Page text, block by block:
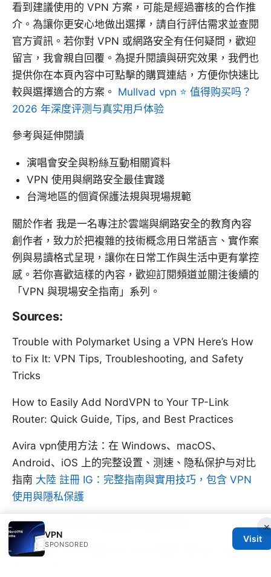
看到建議使用的 VPN 方案，可能是經過審核的合作推
介。為讓你更安心地做出選擇，請自行評估需求並查閱
官方資訊。若你對 VPN 或網路安全有任何疑問，歡迎
留言，我會親自回覆。為提升閱讀與研究效果，我們也
提供你在本頁內容中可點擊的購買連結，方便你快速比
較與選擇適合的方案。 Mullvad vpn ⭐ 值得购买吗？
2026 年深度评测与真实用户体验
參考與延伸閱讀
演唱會安全與粉絲互動相關資料
VPN 使用與網路安全最佳實踐
台灣地區的個資保護法規與現場規範
關於作者 我是一名專注於雲端與網路安全的教育內容
創作者，致力於把複雜的技術概念用日常語言、實作案
例與易讀格式呈現，讓你在日常工作與生活中更有掌控
感。若你喜歡這樣的內容，歡迎訂閱頻道並關注後續的
「VPN 與現場安全指南」系列。
Sources:
Trouble with Polymarket Using a VPN Here’s How
to Fix It: VPN Tips, Troubleshooting, and Safety
Tricks
How to Easily Add NordVPN to Your TP-Link
Router: Quick Guide, Tips, and Best Practices
Avira vpn使用方法：在 Windows、macOS、
Android、iOS 上的完整设置、测速、隐私保护与对比
指南 大陸 註冊 IG：完整指南與實用技巧，包含 VPN
使用與隱私保護
Bigbearvpn下载: 全面指南与最新实测
Is Using a VPN Safe for Your IMAP Server Lets
×
VPN
SPONSORED
Visit